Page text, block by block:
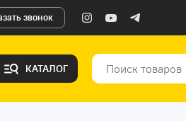
звонок
КАТАЛОГ